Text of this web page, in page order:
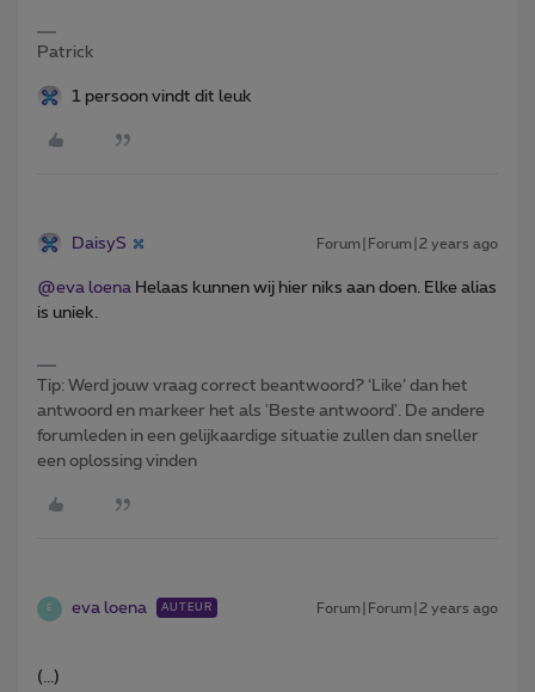
Patrick
1 persoon vindt dit leuk
DaisyS Forum|Forum|2 years ago
@eva loena Helaas kunnen wij hier niks aan doen. Elke alias
is uniek.
Tip: Werd jouw vraag correct beantwoord? ‘Like’ dan het
antwoord en markeer het als 'Beste antwoord'. De andere
forumleden in een gelijkaardige situatie zullen dan sneller
een oplossing vinden
E eva loena AUTEUR Forum|Forum|2 years ago
(...)